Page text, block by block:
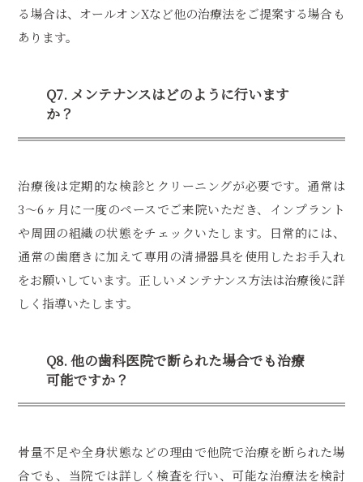
る場合は、オールオンXなど他の治療法をご提案する場合も
あります。
Q7. メンテナンスはどのように行います
か？
治療後は定期的な検診とクリーニングが必要です。通常は
3〜6ヶ月に一度のペースでご来院いただき、インプラント
や周囲の組織の状態をチェックいたします。日常的には、
通常の歯磨きに加えて専用の清掃器具を使用したお手入れ
をお願いしています。正しいメンテナンス方法は治療後に詳
しく指導いたします。
Q8. 他の歯科医院で断られた場合でも治療
可能ですか？
骨量不足や全身状態などの理由で他院で治療を断られた場
合でも、当院では詳しく検査を行い、可能な治療法を検討